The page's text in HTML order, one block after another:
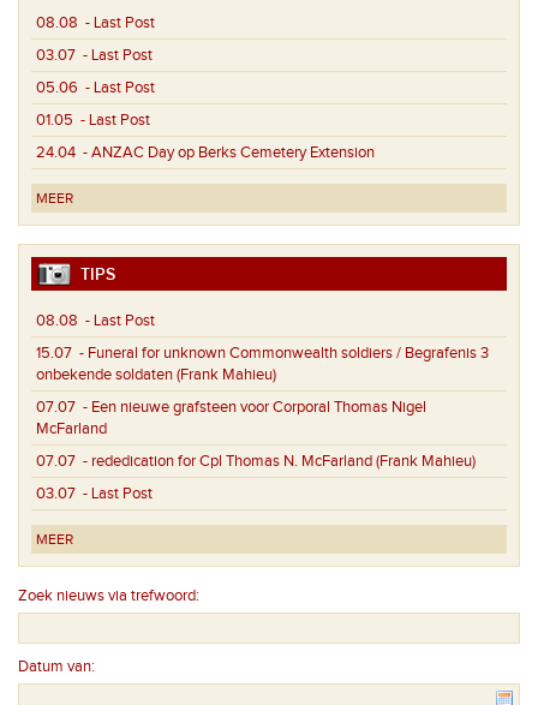
08.08 - Last Post
03.07 - Last Post
05.06 - Last Post
01.05 - Last Post
24.04 - ANZAC Day op Berks Cemetery Extension
MEER
TIPS
08.08 - Last Post
15.07 - Funeral for unknown Commonwealth soldiers / Begrafenis 3
onbekende soldaten (Frank Mahieu)
07.07 - Een nieuwe grafsteen voor Corporal Thomas Nigel
McFarland
07.07 - rededication for Cpl Thomas N. McFarland (Frank Mahieu)
03.07 - Last Post
MEER
Zoek nieuws via trefwoord:
Datum van: